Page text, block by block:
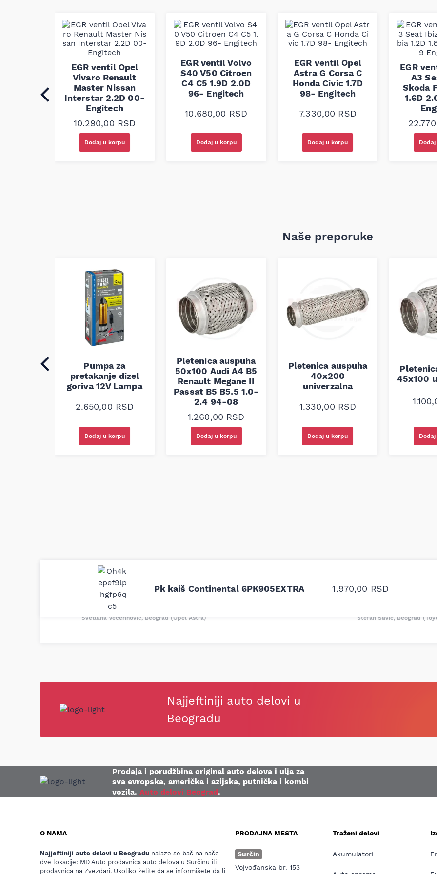
EGR ventil Opel
Vivaro Renault
Master Nissan
Interstar 2.2D 00-
Engitech
10.290,00 RSD
Dodaj u korpu
EGR ventil Volvo
S40 V50 Citroen
C4 C5 1.9D 2.0D
96- Engitech
10.680,00 RSD
Dodaj u korpu
EGR ventil Opel
Astra G Corsa C
Honda Civic 1.7D
98- Engitech
7.330,00 RSD
Dodaj u korpu
EGR
A3
Skoda
1.6D
Naše preporuke
Pumpa za
pretakanje dizel
goriva 12V Lampa
2.650,00 RSD
Dodaj u korpu
Pletenica auspuha
50x100 Audi A4 B5
Renault Megane II
Passat B5 B5.5 1.0-
2.4 94-08
1.260,00 RSD
Dodaj u korpu
Pletenica auspuha
40x200
univerzalna
1.330,00 RSD
Dodaj u korpu
45x100
Pk kaiš Continental 6PK905EXTRA 1.970,00 RSD
definitivno najbolje cene su ovde. Kupila sam više puta auto
delove iz MD Auto. Uvek dobra preporuka za proizvođača i
odgovarajuću opremu. Sve pohvale!
Svetlana Večerinović, Beograd (Opel Astra)
Odlična usluga i
tačan naziv i tip
ali me je Miloš
Stefan Savić, Beograd
Najjeftiniji auto delovi u
Beogradu
Prodaja i porudžbina original auto delova i ulja za
sva evropska, američka i azijska, putnička i kombi
vozila. Auto delovi Beograd.
O NAMA
Najjeftiniji auto delovi u Beogradu nalaze se baš na naše
dve lokacije: MD Auto prodavnica auto delova u Surčinu ili
prodavnica na Zvezdari. Ukoliko želite da se informišete da li
PRODAJNA MESTA
Surčin
Vojvođanska br. 153
Traženi delovi
Akumulatori